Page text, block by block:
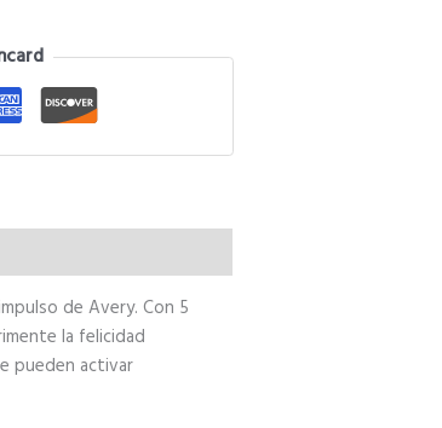
de Avery. Con 5
la felicidad
pueden activar